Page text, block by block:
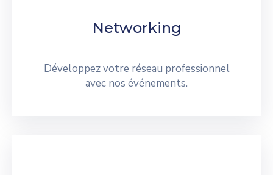
Networking
Développez votre réseau professionnel
avec nos événements.